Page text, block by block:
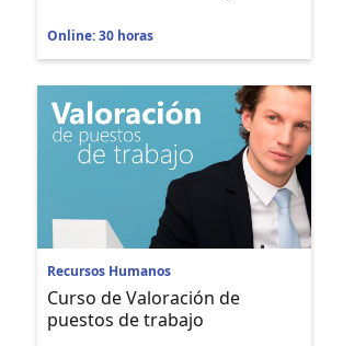
Online: 30 horas
Recursos Humanos
Curso de Valoración de
puestos de trabajo